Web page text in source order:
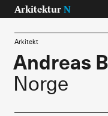
Arkitektur N
Arkitekt
Andreas
Norge